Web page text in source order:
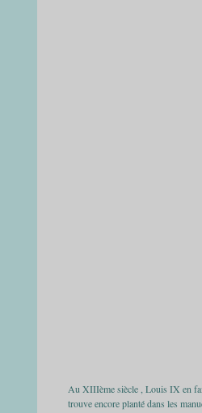
Au XIIIème siècle , Louis IX en
trouve encore planté dans les